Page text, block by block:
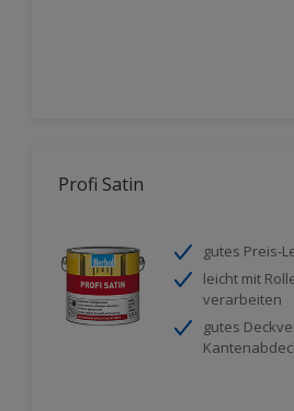
Profi Satin
gutes Preis-
leicht mit
verarbeiten
gutes